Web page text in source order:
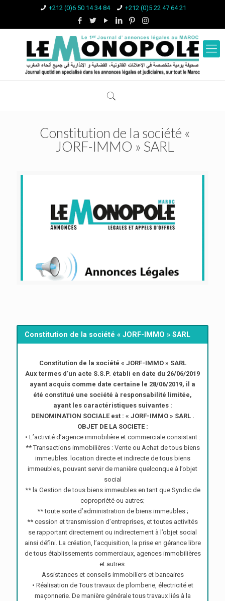
+212 (0)6 50 14 34 84 +212 (0)5 22 47 64 21
Constitution de la société «
JORF-IMMO » SARL
Constitution de la société « JORF-IMMO » SARL
Constitution de la société « JORF-IMMO » SARL
Aux termes d’un acte S.S.P. établi en date du 26/06/2019
ayant acquis comme date certaine le 28/06/2019, il a
été constitué une société à responsabilité limitée,
ayant les caractéristiques suivantes :
DENOMINATION SOCIALE est : « JORF-IMMO » SARL .
OBJET DE LA SOCIETE :
• L’activité d’agence immobilière et commerciale consistant :
** Transactions immobilières : Vente ou Achat de tous biens
immeubles. location directe et indirecte de tous biens
immeubles, pouvant servir de manière quelconque à l’objet
social
** la Gestion de tous biens immeubles en tant que Syndic de
copropriété ou autres;
** toute sorte d’administration de biens immeubles ;
** cession et transmission d’entreprises, et toutes activités
se rapportant directement ou indirectement à l’objet social
ainsi défini. La création, l’acquisition, la prise en gérance libre
de tous établissements commerciaux, agences immobilières
et autres.
Assistances et conseils immobiliers et bancaires
• Réalisation de Tous travaux de plomberie, électricité et
maçonnerie. De manière générale tous travaux liés à la